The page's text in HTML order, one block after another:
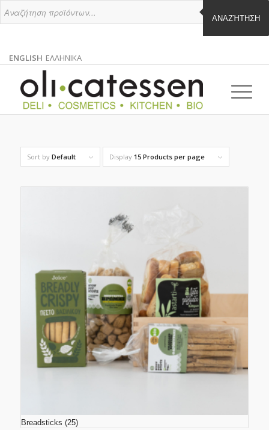
ΑΝΑΖΉΤΗΣΗ
ENGLISH
ENGLISH
ΕΛΛΗΝΙΚΑ
GREEK
Sort by Default Display 15 Products per page
Breadsticks (25)